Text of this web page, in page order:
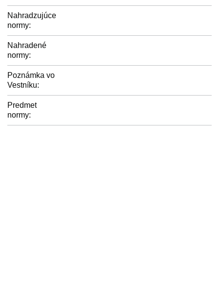
Nahradzujúce
normy:
Nahradené
normy:
Poznámka vo
Vestníku:
Predmet
normy: